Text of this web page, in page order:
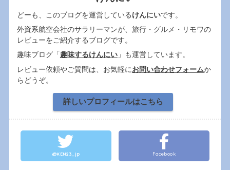
どーも、このブログを運営しているけんにいです。
外資系航空会社のサラリーマンが、旅行・グルメ・リモワの
レビューをご紹介するブログです。
趣味ブログ「趣味するけんにい」も運営しています。
レビュー依頼やご質問は、お気軽にお問い合わせフォームか
らどうぞ。
詳しいプロフィールはこちら
@KEN23_jp Facebook